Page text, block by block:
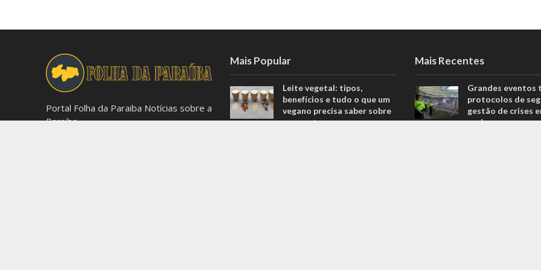
Portal Folha da Paraiba Notícias sobre a
Paraiba
Mais Popular
Leite vegetal: tipos,
benefícios e tudo o que um
vegano precisa saber sobre
o assunto
Mais Recentes
Grandes eventos
protocolos de
gestão de crises
real